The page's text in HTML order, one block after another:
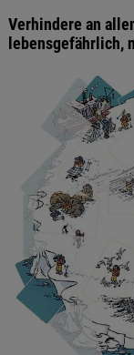
Verhindere an
lebensgefährlich,